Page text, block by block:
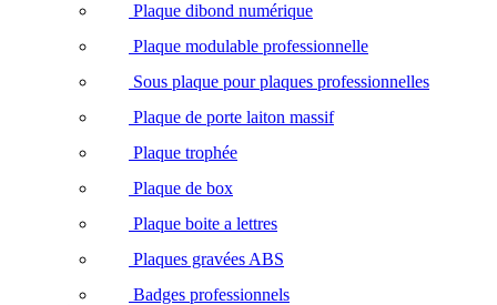
Plaque dibond numérique
Plaque modulable professionnelle
Sous plaque pour plaques professionnelles
Plaque de porte laiton massif
Plaque trophée
Plaque de box
Plaque boite a lettres
Plaques gravées ABS
Badges professionnels